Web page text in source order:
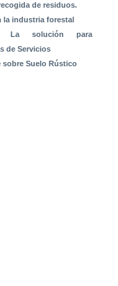
de residuos.
la industria forestal
La solución para
de Servicios
sobre Suelo Rústico